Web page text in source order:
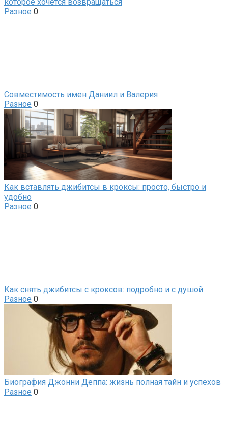
которое хочется возвращаться
Разное 0
Совместимость имен Даниил и Валерия
Разное 0
Как вставлять джибитсы в кроксы: просто, быстро и
удобно
Разное 0
Как снять джибитсы с кроксов: подробно и с душой
Разное 0
Биография Джонни Деппа: жизнь полная тайн и успехов
Разное 0